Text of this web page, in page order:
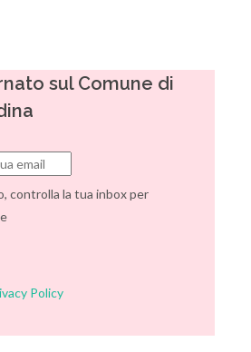
sul Comune di
controlla la tua inbox per
Policy